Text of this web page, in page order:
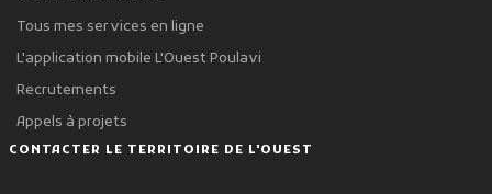
Tous mes services en ligne
L'application mobile L'Ouest Poulavi
Recrutements
Appels à projets
CONTACTER LE TERRITOIRE DE L'OUEST